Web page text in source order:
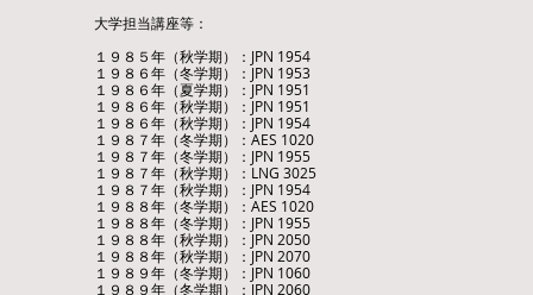
大学担当講座等：
１９８５年（秋学期）：JPN 1954
１９８６年（冬学期）：JPN 1953
１９８６年（夏学期）：JPN 1951
１９８６年（秋学期）：JPN 1951
１９８６年（秋学期）：JPN 1954
１９８７年（冬学期）：AES 1020
１９８７年（冬学期）：JPN 1955
１９８７年（秋学期）：LNG 3025
１９８７年（秋学期）：JPN 1954
１９８８年（冬学期）：AES 1020
１９８８年（冬学期）：JPN 1955
１９８８年（秋学期）：JPN 2050
１９８８年（秋学期）：JPN 2070
１９８９年（冬学期）：JPN 1060
１９８９年（冬学期）：JPN 2060